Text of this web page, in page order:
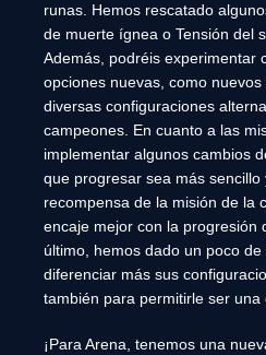
runas. Hemos rescatado
de muerte ígnea o Tensión del
Además, podréis experimentar
opciones nuevas, como
diversas configuraciones
campeones. En cuanto a las
implementar algunos cambios
que progresar sea más
recompensa de la misión de la
encaje mejor con la progresión
último, hemos dado un poco
diferenciar más sus
también para permitirle ser una
¡Para Arena, tenemos una